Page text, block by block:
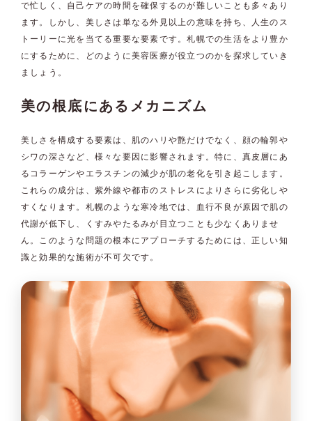
で忙しく、自己ケアの時間を確保するのが難しいことも多々あり
ます。しかし、美しさは単なる外見以上の意味を持ち、人生のス
トーリーに光を当てる重要な要素です。札幌での生活をより豊か
にするために、どのように美容医療が役立つのかを探求していき
ましょう。
美の根底にあるメカニズム
美しさを構成する要素は、肌のハリや艶だけでなく、顔の輪郭や
シワの深さなど、様々な要因に影響されます。特に、真皮層にあ
るコラーゲンやエラスチンの減少が肌の老化を引き起こします。
これらの成分は、紫外線や都市のストレスによりさらに劣化しや
すくなります。札幌のような寒冷地では、血行不良が原因で肌の
代謝が低下し、くすみやたるみが目立つことも少なくありませ
ん。このような問題の根本にアプローチするためには、正しい知
識と効果的な施術が不可欠です。